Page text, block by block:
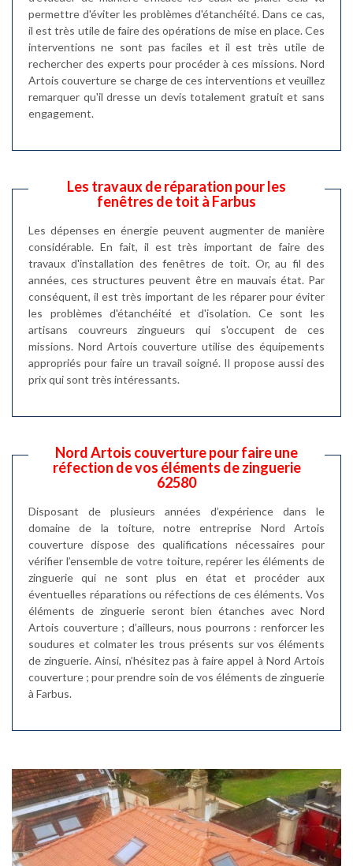
permettre d'éviter les problèmes d'étanchéité. Dans ce cas,
il est très utile de faire des opérations de mise en place. Ces
interventions ne sont pas faciles et il est très utile de
rechercher des experts pour procéder à ces missions. Nord
Artois couverture se charge de ces interventions et veuillez
remarquer qu'il dresse un devis totalement gratuit et sans
engagement.
Les travaux de réparation pour les
fenêtres de toit à Farbus
Les dépenses en énergie peuvent augmenter de manière
considérable. En fait, il est très important de faire des
travaux d'installation des fenêtres de toit. Or, au fil des
années, ces structures peuvent être en mauvais état. Par
conséquent, il est très important de les réparer pour éviter
les problèmes d'étanchéité et d'isolation. Ce sont les
artisans couvreurs zingueurs qui s'occupent de ces
missions. Nord Artois couverture utilise des équipements
appropriés pour faire un travail soigné. Il propose aussi des
prix qui sont très intéressants.
Nord Artois couverture pour faire une
réfection de vos éléments de zinguerie
62580
Disposant de plusieurs années d’expérience dans le
domaine de la toiture, notre entreprise Nord Artois
couverture dispose des qualifications nécessaires pour
vérifier l’ensemble de votre toiture, repérer les éléments de
zinguerie qui ne sont plus en état et procéder aux
éventuelles réparations ou réfections de ces éléments. Vos
éléments de zinguerie seront bien étanches avec Nord
Artois couverture ; d’ailleurs, nous pourrons : renforcer les
soudures et colmater les trous présents sur vos éléments
de zinguerie. Ainsi, n’hésitez pas à faire appel à Nord Artois
couverture ; pour prendre soin de vos éléments de zinguerie
à Farbus.